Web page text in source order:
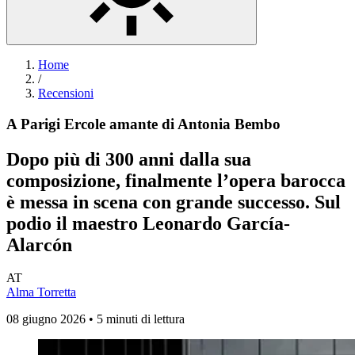
Home
/
Recensioni
A Parigi Ercole amante di Antonia Bembo
Dopo più di 300 anni dalla sua
composizione, finalmente l’opera barocca
è messa in scena con grande successo. Sul
podio il maestro Leonardo García-
Alarcón
AT
Alma Torretta
08 giugno 2026 • 5 minuti di lettura